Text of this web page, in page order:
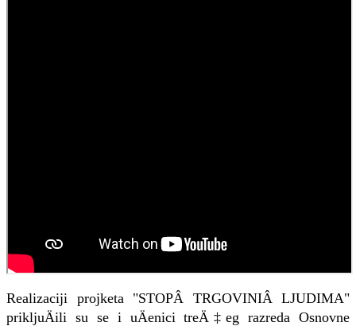
Realizaciji projketa "STOPÂ TRGOVINIÂ LJUDIMA"
prikljuÄili su se i uÄenici treÄ‡eg razreda Osnovne